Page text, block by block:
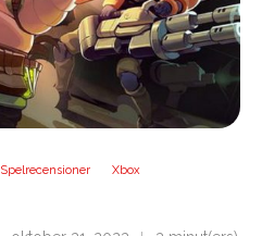
Spelrecensioner Xbox